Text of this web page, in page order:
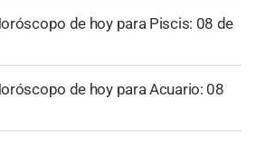
de hoy para Piscis: 08 de
de hoy para Acuario: 08